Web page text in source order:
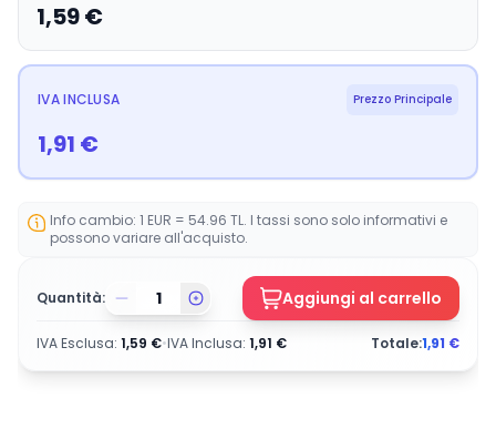
1,59€
IVA INCLUSA Prezzo Principale
1,91 €
Info cambio: 1 EUR = 54.96 TL. I tassi sono solo informativi e
possono variare all'acquisto.
Quantità: Aggiungi al carrello
IVA Esclusa: 1,59 €•IVA Inclusa: 1,91 € Totale:1,91 €